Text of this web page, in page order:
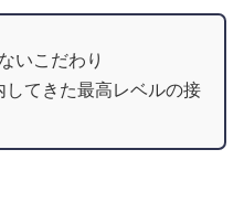
いこだわり
してきた最高レベルの接